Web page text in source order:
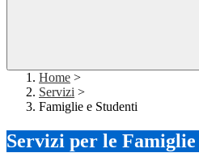
Home >
Servizi >
Famiglie e Studenti
Servizi per le